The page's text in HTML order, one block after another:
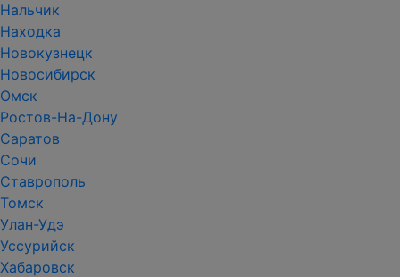
Нальчик
Находка
Новокузнецк
Новосибирск
Омск
Ростов-На-Дону
Саратов
Сочи
Ставрополь
Томск
Улан-Удэ
Уссурийск
Хабаровск